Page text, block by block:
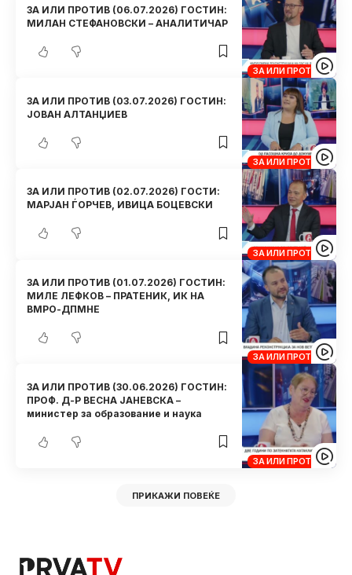
ЗА ИЛИ ПРОТИВ
ЗА ИЛИ ПРОТИВ (06.07.2026) ГОСТИН:
МИЛАН СТЕФАНОВСКИ – АНАЛИТИЧАР
ЗА ИЛИ ПРОТИВ
ЗА ИЛИ ПРОТИВ (03.07.2026) ГОСТИН:
ЈОВАН АЛТАНЏИЕВ
ЗА ИЛИ ПРОТИВ
ЗА ИЛИ ПРОТИВ (02.07.2026) ГОСТИ:
МАРЈАН ЃОРЧЕВ, ИВИЦА БОЦЕВСКИ
ЗА ИЛИ ПРОТИВ
ЗА ИЛИ ПРОТИВ (01.07.2026) ГОСТИН:
МИЛЕ ЛЕФКОВ – ПРАТЕНИК, ИК НА
ВМРО-ДПМНЕ
ЗА ИЛИ ПРОТИВ
ЗА ИЛИ ПРОТИВ (30.06.2026) ГОСТИН:
ПРОФ. Д-Р ВЕСНА ЈАНЕВСКА –
министер за образование и наука
ПРИКАЖИ ПОВЕЌЕ